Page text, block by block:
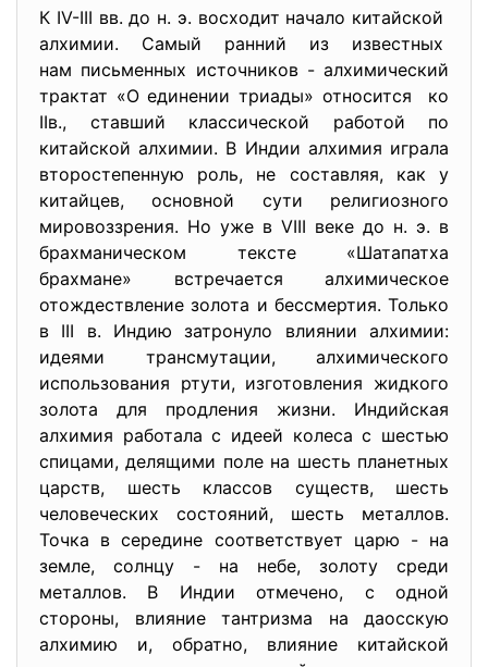
К IV-III вв. до н. э. восходит начало китайской
алхимии. Самый ранний из известных
нам письменных источников - алхимический
трактат «О единении триады» относится ко
IIв., ставший классической работой по
китайской алхимии. В Индии алхимия играла
второстепенную роль, не составляя, как у
китайцев, основной сути религиозного
мировоззрения. Но уже в VIII веке до н. э. в
брахманическом тексте «Шатапатха
брахмане» встречается алхимическое
отождествление золота и бессмертия. Только
в III в. Индию затронуло влиянии алхимии:
идеями трансмутации, алхимического
использования ртути, изготовления жидкого
золота для продления жизни. Индийская
алхимия работала с идеей колеса с шестью
спицами, делящими поле на шесть планетных
царств, шесть классов существ, шесть
человеческих состояний, шесть металлов.
Точка в середине соответствует царю - на
земле, солнцу - на небе, золоту среди
металлов. В Индии отмечено, с одной
стороны, влияние тантризма на даосскую
алхимию и, обратно, влияние китайской